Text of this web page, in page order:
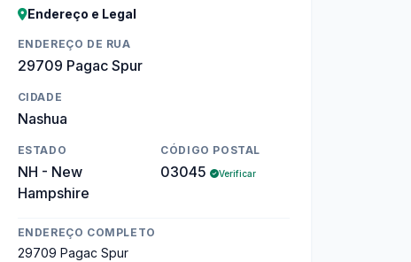
Endereço e Legal
ENDEREÇO DE RUA
29709 Pagac Spur
CIDADE
Nashua
ESTADO
NH - New
Hampshire
CÓDIGO POSTAL
03045 Verificar
ENDEREÇO COMPLETO
29709 Pagac Spur